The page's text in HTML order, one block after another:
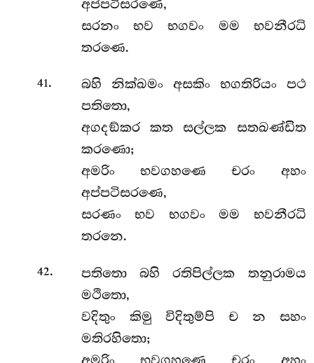
අප්පටිසරණෙ,
සරනං භව භගවං මම භවනීරධි
තරණෙ.
41.
බහි නික්ඛමං අසකිං භගතිරියං පථ
පතිතො,
අගදඞ්කර කත සල්ලක සතඛණ්ඩිත
කරණො;
අමරිං භවගහණෙ චරං අහං
අප්පටිසරණෙ,
සරණං භව භගවං මම භවනීරධි
තරනෙ.
42.
පතිතො බහි රතිපිල්ලක තනුරාමය
මථිතො,
වදිතුං කිමු විදිතුම්පි ච න සහං
මතිරහිතො;